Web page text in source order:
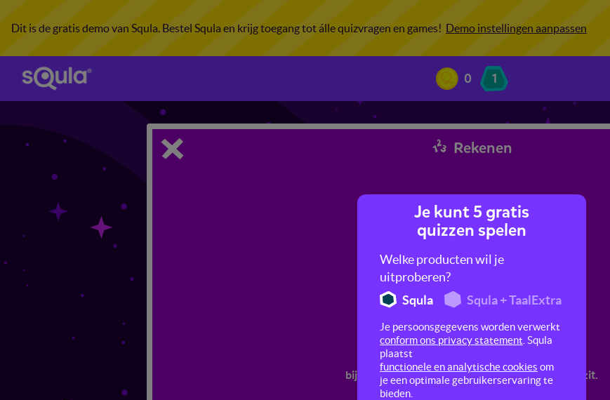
Dit is de gratis demo van Squla. Bestel Squla en krijg toegang tot álle quizvragen en games! Demo instellingen aanpassen
0 1
Rekenen
In deze quiz oefen je met inhoud. Je berekent
bijvoorbeeld hoeveel water er in een zwembad zit.
Je kunt 5 gratis
quizzen spelen
Welke producten wil je
uitproberen?
Squla
Squla + TaalExtra
Je persoonsgegevens worden verwerkt
conform ons privacy statement . Squla
plaatst
functionele en analytische cookies om
je een optimale gebruikerservaring te
bieden.